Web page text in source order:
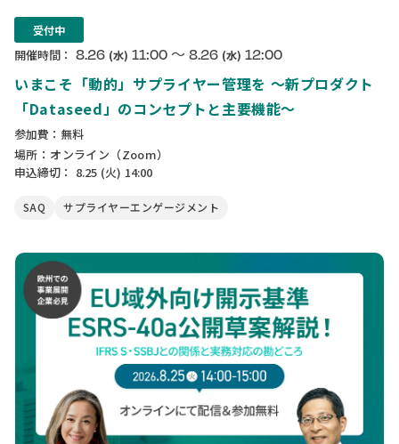
受付中
開催時間： 8.26 (水) 11:00 〜 8.26 (水) 12:00
いまこそ「動的」サプライヤー管理を 〜新プロダクト
「Dataseed」のコンセプトと主要機能〜
参加費：無料
場所：オンライン（Zoom）
申込締切： 8.25 (火) 14:00
SAQ サプライヤーエンゲージメント